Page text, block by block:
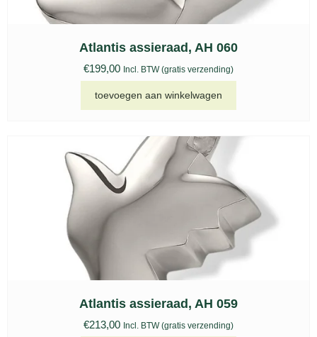
Atlantis assieraad, AH 060
€199,00 Incl. BTW (gratis verzending)
toevoegen aan winkelwagen
Atlantis assieraad, AH 059
€213,00 Incl. BTW (gratis verzending)